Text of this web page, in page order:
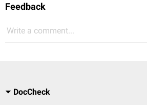
Feedback
Write a comment...
DocCheck